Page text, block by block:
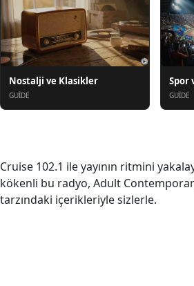
Nostalji ve Klasikler
GUIDE
Spor
GUIDE
Cruise 102.1 ile yayının ritmini
kökenli bu radyo, Adult
tarzındaki içerikleriyle sizlerle.